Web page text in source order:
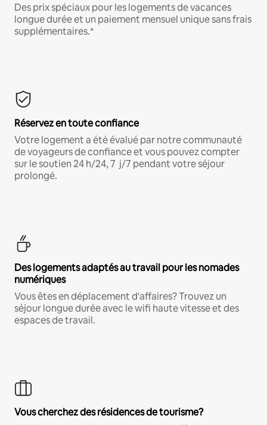
Des prix spéciaux pour les logements de vacances
longue durée et un paiement mensuel unique sans frais
supplémentaires.*
Réservez en toute confiance
Votre logement a été évalué par notre communauté
de voyageurs de confiance et vous pouvez compter
sur le soutien 24 h/24, 7 j/7 pendant votre séjour
prolongé.
Des logements adaptés au travail pour les nomades
numériques
Vous êtes en déplacement d'affaires? Trouvez un
séjour longue durée avec le wifi haute vitesse et des
espaces de travail.
Vous cherchez des résidences de tourisme?